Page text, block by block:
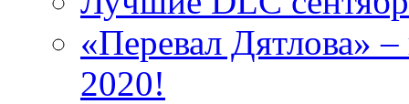
«Перевал Дятлова»
2020!